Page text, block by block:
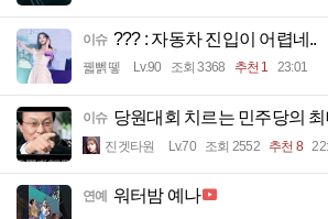
이슈 ??? : 자동차 진입이 어렵네..
꿻뻵뗗 Lv.90 조회 3368 추천 1 23:01
이슈 당원대회 치르는 민주당의 최
진겟타원 Lv.70 조회 2552 추천 8
연예 워터밤 예나